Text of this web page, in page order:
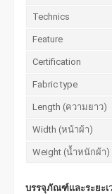
Technics
Feature
Certification
Fabric type
Length (ความยาว)
Width (หน้าผ้า)
Weight (น้ำหนักผ้า)
บรรจุภัณฑ์และระยะเ